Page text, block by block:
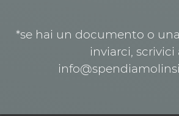
*se hai un documento o
inviarci, scrivici